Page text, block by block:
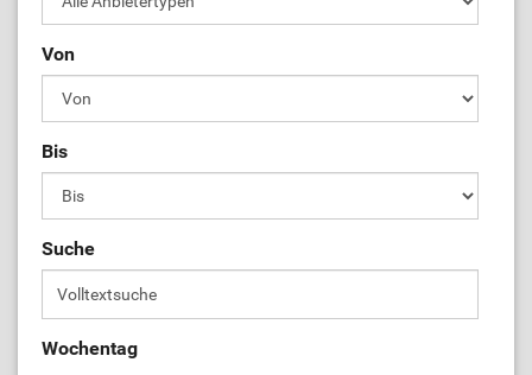
Von
Bis
Suche
Wochentag